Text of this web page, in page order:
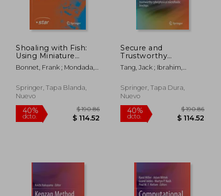
40%
dcto.
$ 349.64
$ 209.78
45%
dcto.
Shoaling with Fish:
Using Miniature
Robotic Agents to
Close the Interaction
Zebrafish Danio Rerio
(en Inglés)
Bonnet, Frank ; Mondada,
Springer, Tapa Blanda,
Nuevo
Secure and
Trustworthy
Cyberphysical
Microfluidic Biochips:
Cutting-Edge Design
Techniques for
Secure and
Trustworth (en
Tang, Jack ; Ibrahim,
Krishnendu
Springer, Tapa Dura,
Nuevo